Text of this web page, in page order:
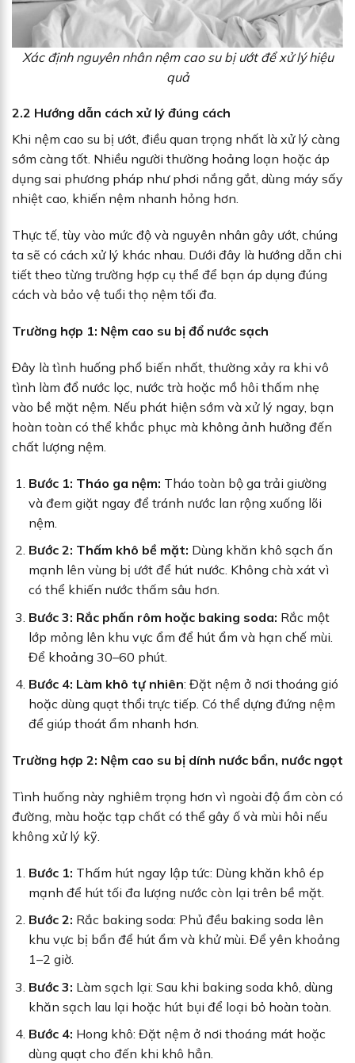
Xác định nguyên nhân nệm cao su bị ướt để xử lý hiệu
quả
2.2 Hướng dẫn cách xử lý đúng cách
Khi nệm cao su bị ướt, điều quan trọng nhất là xử lý càng
sớm càng tốt. Nhiều người thường hoảng loạn hoặc áp
dụng sai phương pháp như phơi nắng gắt, dùng máy sấy
nhiệt cao, khiến nệm nhanh hỏng hơn.
Thực tế, tùy vào mức độ và nguyên nhân gây ướt, chúng
ta sẽ có cách xử lý khác nhau. Dưới đây là hướng dẫn chi
tiết theo từng trường hợp cụ thể để bạn áp dụng đúng
cách và bảo vệ tuổi thọ nệm tối đa.
Trường hợp 1: Nệm cao su bị đổ nước sạch
Đây là tình huống phổ biến nhất, thường xảy ra khi vô
tình làm đổ nước lọc, nước trà hoặc mồ hôi thấm nhẹ
vào bề mặt nệm. Nếu phát hiện sớm và xử lý ngay, bạn
hoàn toàn có thể khắc phục mà không ảnh hưởng đến
chất lượng nệm.
Bước 1: Tháo ga nệm: Tháo toàn bộ ga trải giường
và đem giặt ngay để tránh nước lan rộng xuống lõi
nệm.
Bước 2: Thấm khô bề mặt: Dùng khăn khô sạch ấn
mạnh lên vùng bị ướt để hút nước. Không chà xát vì
có thể khiến nước thấm sâu hơn.
Bước 3: Rắc phấn rôm hoặc baking soda: Rắc một
lớp mỏng lên khu vực ẩm để hút ẩm và hạn chế mùi.
Để khoảng 30–60 phút.
Bước 4: Làm khô tự nhiên: Đặt nệm ở nơi thoáng gió
hoặc dùng quạt thổi trực tiếp. Có thể dựng đứng nệm
để giúp thoát ẩm nhanh hơn.
Trường hợp 2: Nệm cao su bị dính nước bẩn, nước ngọt
Tình huống này nghiêm trọng hơn vì ngoài độ ẩm còn có
đường, màu hoặc tạp chất có thể gây ố và mùi hôi nếu
không xử lý kỹ.
Bước 1: Thấm hút ngay lập tức: Dùng khăn khô ép
mạnh để hút tối đa lượng nước còn lại trên bề mặt.
Bước 2: Rắc baking soda: Phủ đều baking soda lên
khu vực bị bẩn để hút ẩm và khử mùi. Để yên khoảng
1–2 giờ.
Bước 3: Làm sạch lại: Sau khi baking soda khô, dùng
khăn sạch lau lại hoặc hút bụi để loại bỏ hoàn toàn.
Bước 4: Hong khô: Đặt nệm ở nơi thoáng mát hoặc
dùng quạt cho đến khi khô hẳn.